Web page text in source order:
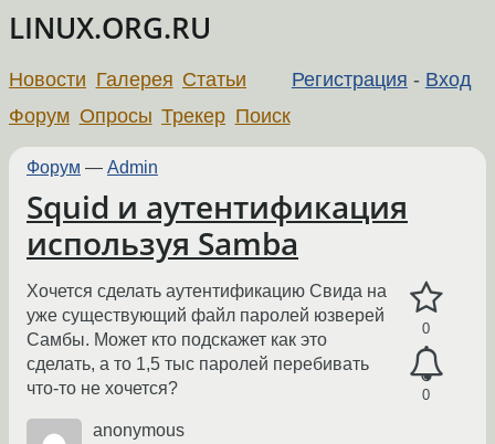
LINUX.ORG.RU
Регистрация - Вход
Новости Галерея Статьи
Форум Опросы Трекер Поиск
Форум — Admin
Squid и аутентификация
используя Samba
0
0
Хочется сделать аутентификацию Свида на
уже существующий файл паролей юзверей
Самбы. Может кто подскажет как это
сделать, а то 1,5 тыс паролей перебивать
что-то не хочется?
anonymous